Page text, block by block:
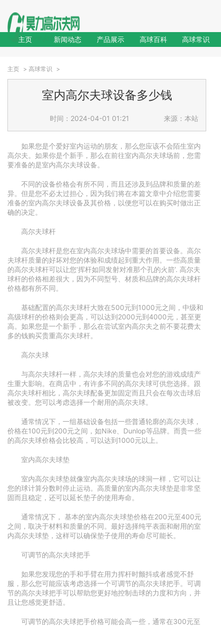
主页 新闻动态 产品展示 高球百科 高球常识
主页 > 高球常识 >
室内高尔夫球设备多少钱
时间：2024-04-01 01:21 来源：本站
如果您是个爱好室内运动的朋友，那么您应该不会陌生室内
高尔夫。如果你是个新手，那么在前往室内高尔夫球场前，您需
要准备的是室内高尔夫球设备。
不同的设备价格会有所不同，而且还涉及到品牌和质量的差
异。但是您不必太过担心，因为我们将在本篇文章中介绍您需要
准备的室内高尔夫球设备及其价格，以便您可以在购买时做出正
确的决定。
高尔夫球杆
高尔夫球杆是您在室内高尔夫球场中需要的首要设备。高尔
夫球杆质量的好坏对您的体验和成绩起到重大作用。一些高质量
的高尔夫球杆可以让您‘挥杆如同发射对准那个孔的火箭’. 高尔夫
球杆的价格相差很大，因为不同型号、材质和品牌的高尔夫球杆
价格都有所不同。
基础配置的高尔夫球杆大致在500元到1000元之间，中级和
高级球杆的价格则会更高，可以达到2000元到4000元，甚至更
高。如果您是一个新手，那么在尝试室内高尔夫之前不要花费太
多的钱购买贵重高尔夫球杆。
高尔夫球
与高尔夫球杆一样，高尔夫球的质量也会对您的游戏成绩产
生重大影响。在商店中，有许多不同的高尔夫球可供您选择。跟
高尔夫球杆相比，高尔夫球配备更加固定而且只会在每次击球后
被改变。您可以考虑选择一个耐用的高尔夫球。
通常情况下，一组基础设备包括一些普通轮廓的高尔夫球，
价格在100元到200元之间，如Nike、Dunlop等品牌。而贵一些
的高尔夫球价格会比较高，可以达到1000元以上。
室内高尔夫球垫
室内高尔夫球垫就像室内高尔夫球场的球洞一样，它可以让
您的球计算分数时停止运动。高质量的室内高尔夫球垫是非常坚
固而且稳定，还可以延长垫子的使用寿命。
通常情况下， 基本的室内高尔夫球垫价格在200元至400元
之间，取决于材料和质量的不同。最好选择纯平表面和耐用的室
内高尔夫球垫，这样可以确保垫子使用的寿命尽可能长。
可调节的高尔夫球把手
如果您发现您的手和手臂在用力挥杆时颤抖或者感觉不舒
服，那么您可能应该考虑选择一个可调节的高尔夫球把手。可调
节的高尔夫球把手可以帮助您更好地控制击球的力度和方向，并
且让您感觉更舒适。
可调节的高尔夫球把手价格可能会高一些，通常在300元至